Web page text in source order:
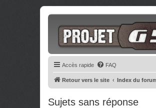
Accès rapide FAQ
Retour vers le site Index du
Sujets sans réponse